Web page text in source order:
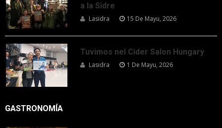
a la Sidre
Lasidra 15 De Mayu, 2026
Tuvimos nel Cider Salon Hungary
Lasidra 1 De Mayu, 2026
GASTRONOMÍA